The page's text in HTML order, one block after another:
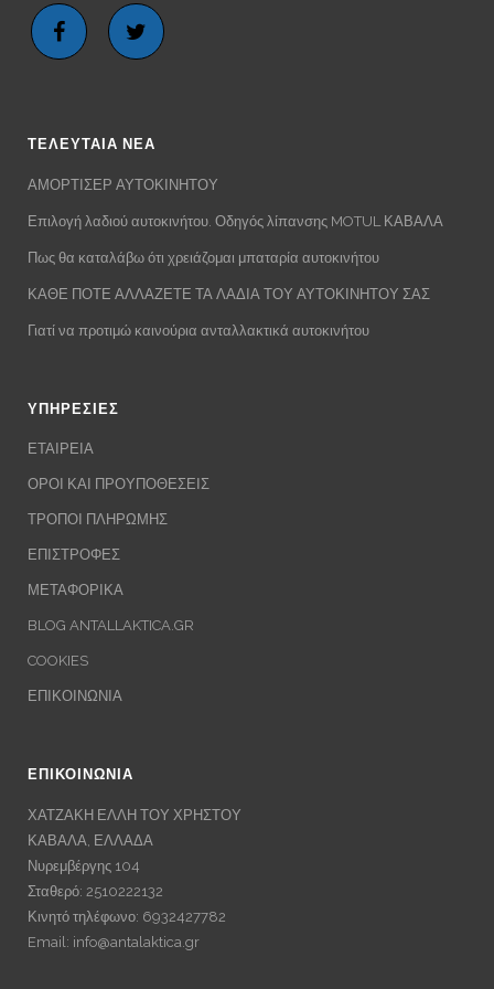
ΤΕΛΕΥΤΑΙΑ ΝΕΑ
ΑΜΟΡΤΙΣΕΡ ΑΥΤΟΚΙΝΗΤΟΥ
Επιλογή λαδιού αυτοκινήτου. Οδηγός λίπανσης MOTUL ΚΑΒΑΛΑ
Πως θα καταλάβω ότι χρειάζομαι μπαταρία αυτοκινήτου
ΚΑΘΕ ΠΟΤΕ ΑΛΛΑΖΕΤΕ ΤΑ ΛΑΔΙΑ ΤΟΥ ΑΥΤΟΚΙΝΗΤΟΥ ΣΑΣ
Γιατί να προτιμώ καινούρια ανταλλακτικά αυτοκινήτου
ΥΠΗΡΕΣΙΕΣ
ΕΤΑΙΡΕΙΑ
ΟΡΟΙ ΚΑΙ ΠΡΟΥΠΟΘΕΣΕΙΣ
ΤΡΟΠΟΙ ΠΛΗΡΩΜΗΣ
ΕΠΙΣΤΡΟΦΕΣ
ΜΕΤΑΦΟΡΙΚΑ
BLOG ANTALLAKTICA.GR
COOKIES
ΕΠΙΚΟΙΝΩΝΙΑ
ΕΠΙΚΟΙΝΩΝΙΑ
ΧΑΤΖΑΚΗ ΕΛΛΗ ΤΟΥ ΧΡΗΣΤΟΥ
ΚΑΒΑΛΑ, ΕΛΛΑΔΑ
Νυρεμβέργης 104
Σταθερό: 2510222132
Κινητό τηλέφωνο: 6932427782
Email: info@antalaktica.gr